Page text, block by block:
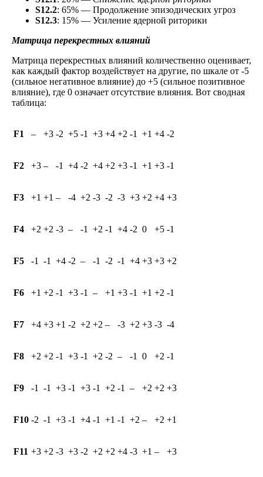
S12.2: 65% — Продолжение эпизодических угроз
S12.3: 15% — Усиление ядерной риторики
Матрица перекрестных влияний
Матрица перекрестных влияний количественно оценивает,
как каждый фактор воздействует на другие, по шкале от -5
(сильное негативное влияние) до +5 (сильное позитивное
влияние), где 0 означает отсутствие влияния. Вот сводная
таблица:
F1 – +3 -2 +5 -1 +3 +4 +2 -1 +1 +4 -2
F2 +3 – -1 +4 -2 +4 +2 +3 -1 +1 +3 -1
F3 +1 +1 – -4 +2 -3 -2 -3 +3 +2 +4 +3
F4 +2 +2 -3 – -1 +2 -1 +4 -2 0 +5 -1
F5 -1 -1 +4 -2 – -1 -2 -1 +4 +3 +3 +2
F6 +1 +2 -1 +3 -1 – +1 +3 -1 +1 +2 -1
F7 +4 +3 +1 -2 +2 +2 – -3 +2 +3 -3 -4
F8 +2 +2 -1 +3 -1 +2 -2 – -1 0 +2 -1
F9 -1 -1 +3 -1 +3 -1 +2 -1 – +2 +2 +3
F10 -2 -1 +3 -1 +4 -1 +1 -1 +2 – +2 +1
F11 +3 +2 -3 +3 -2 +2 +2 +4 -3 +1 – +3